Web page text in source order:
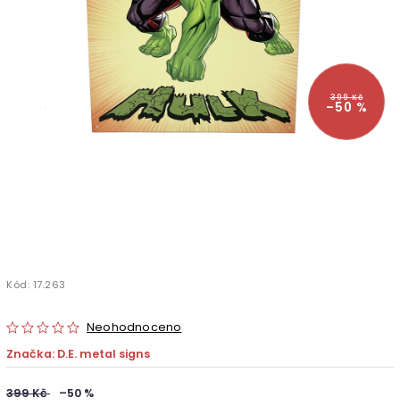
399 Kč
–50 %
Kód: 17.263
Neohodnoceno
Značka: D.E. metal signs
399 Kč –50 %